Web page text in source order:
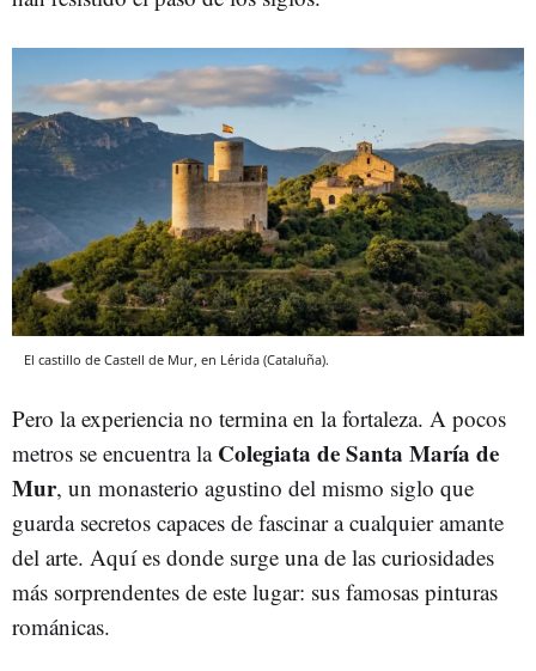
El castillo de Castell de Mur, en Lérida (Cataluña).
Pero la experiencia no termina en la fortaleza. A pocos
metros se encuentra la Colegiata de Santa María de
Mur, un monasterio agustino del mismo siglo que
guarda secretos capaces de fascinar a cualquier amante
del arte. Aquí es donde surge una de las curiosidades
más sorprendentes de este lugar: sus famosas pinturas
románicas.